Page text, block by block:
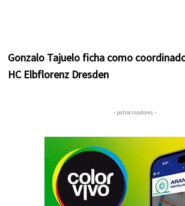
Gonzalo Tajuelo ficha como
HC Elbflorenz Dresden
– patrocinadores –